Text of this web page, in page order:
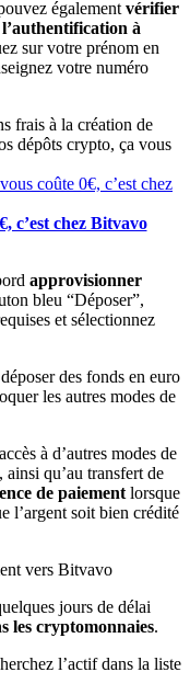
également vérifier
à
sur votre prénom en
votre numéro
frais à la création de
dépôts crypto, ça vous
c’est chez Bitvavo
approvisionner
bleu “Déposer”,
et sélectionnez
les autres modes de
à d’autres modes de
qu’au transfert de
de paiement lorsque
l’argent soit bien crédité
jours de délai
les cryptomonnaies.
l’actif dans la liste